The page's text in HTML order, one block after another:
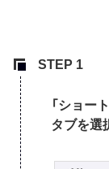
「ショー
タブを選